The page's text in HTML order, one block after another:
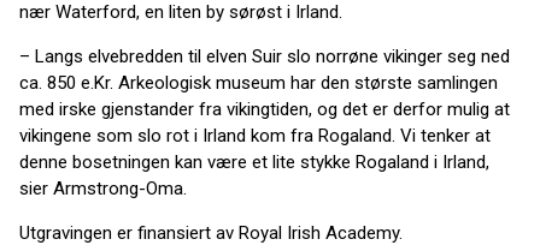
nær Waterford, en liten by sørøst i Irland.
– Langs elvebredden til elven Suir slo norrøne vikinger seg ned
ca. 850 e.Kr. Arkeologisk museum har den største samlingen
med irske gjenstander fra vikingtiden, og det er derfor mulig at
vikingene som slo rot i Irland kom fra Rogaland. Vi tenker at
denne bosetningen kan være et lite stykke Rogaland i Irland,
sier Armstrong-Oma.
Utgravingen er finansiert av Royal Irish Academy.